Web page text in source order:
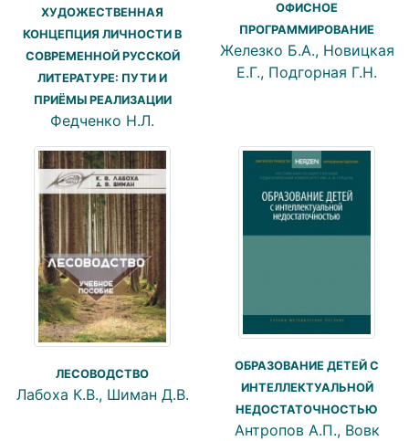
ХУДОЖЕСТВЕННАЯ
КОНЦЕПЦИЯ ЛИЧНОСТИ В
СОВРЕМЕННОЙ РУССКОЙ
ЛИТЕРАТУРЕ: ПУТИ И
ПРИЁМЫ РЕАЛИЗАЦИИ
Федченко Н.Л.
ОФИСНОЕ
ПРОГРАММИРОВАНИЕ
Железко Б.А., Новицкая
Е.Г., Подгорная Г.Н.
ЛЕСОВОДСТВО
Лабоха К.В., Шиман Д.В.
ОБРАЗОВАНИЕ ДЕТЕЙ С
ИНТЕЛЛЕКТУАЛЬНОЙ
НЕДОСТАТОЧНОСТЬЮ
Антропов А.П., Вовк